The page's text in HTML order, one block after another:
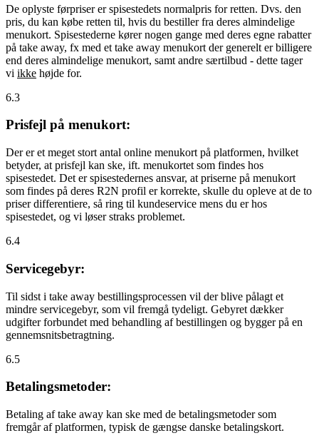
De oplyste førpriser er spisestedets normalpris for retten. Dvs. den
pris, du kan købe retten til, hvis du bestiller fra deres almindelige
menukort. Spisestederne kører nogen gange med deres egne rabatter
på take away, fx med et take away menukort der generelt er billigere
end deres almindelige menukort, samt andre særtilbud - dette tager
vi ikke højde for.
6.3
Prisfejl på menukort:
Der er et meget stort antal online menukort på platformen, hvilket
betyder, at prisfejl kan ske, ift. menukortet som findes hos
spisestedet. Det er spisestedernes ansvar, at priserne på menukort
som findes på deres R2N profil er korrekte, skulle du opleve at de to
priser differentiere, så ring til kundeservice mens du er hos
spisestedet, og vi løser straks problemet.
6.4
Servicegebyr:
Til sidst i take away bestillingsprocessen vil der blive pålagt et
mindre servicegebyr, som vil fremgå tydeligt. Gebyret dækker
udgifter forbundet med behandling af bestillingen og bygger på en
gennemsnitsbetragtning.
6.5
Betalingsmetoder:
Betaling af take away kan ske med de betalingsmetoder som
fremgår af platformen, typisk de gængse danske betalingskort.